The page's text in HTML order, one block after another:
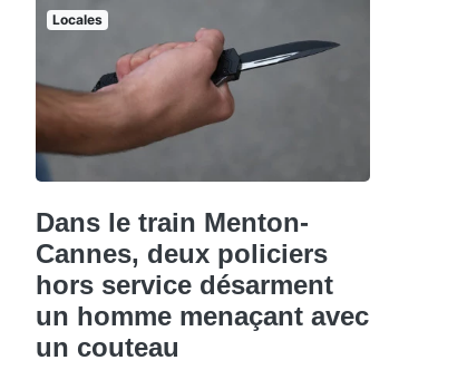
Locales
Dans le train Menton-
Cannes, deux policiers
hors service désarment
un homme menaçant avec
un couteau